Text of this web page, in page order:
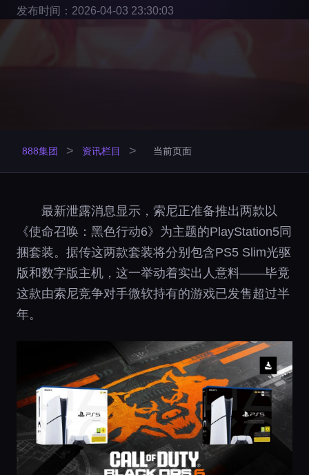
发布时间：2026-04-03 23:30:03
888集团 > 资讯栏目 > 当前页面
最新泄露消息显示，索尼正准备推出两款以
《使命召唤：黑色行动6》为主题的PlayStation5同
捆套装。据传这两款套装将分别包含PS5 Slim光驱
版和数字版主机，这一举动着实出人意料——毕竟
这款由索尼竞争对手微软持有的游戏已发售超过半
年。